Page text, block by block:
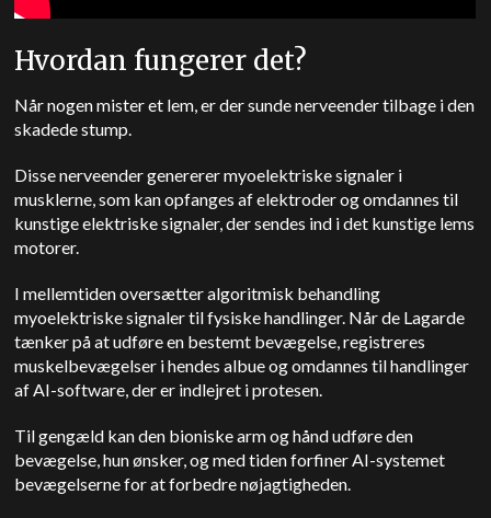
Hvordan fungerer det?
Når nogen mister et lem, er der sunde nerveender tilbage i den
skadede stump.
Disse nerveender genererer myoelektriske signaler i
musklerne, som kan opfanges af elektroder og omdannes til
kunstige elektriske signaler, der sendes ind i det kunstige lems
motorer.
I mellemtiden oversætter algoritmisk behandling
myoelektriske signaler til fysiske handlinger. Når de Lagarde
tænker på at udføre en bestemt bevægelse, registreres
muskelbevægelser i hendes albue og omdannes til handlinger
af AI-software, der er indlejret i protesen.
Til gengæld kan den bioniske arm og hånd udføre den
bevægelse, hun ønsker, og med tiden forfiner AI-systemet
bevægelserne for at forbedre nøjagtigheden.